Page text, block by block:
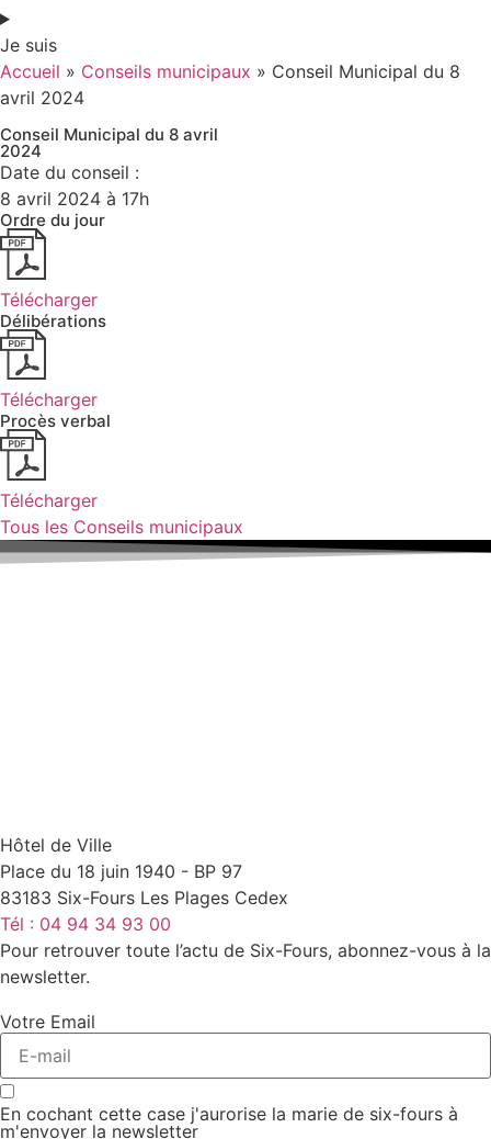
Je suis
Accueil » Conseils municipaux » Conseil Municipal du 8
avril 2024
Conseil Municipal du 8 avril
2024
Date du conseil :
8 avril 2024 à 17h
Ordre du jour
Télécharger
Délibérations
Télécharger
Procès verbal
Télécharger
Tous les Conseils municipaux
Hôtel de Ville
Place du 18 juin 1940 - BP 97
83183 Six-Fours Les Plages Cedex
Tél : 04 94 34 93 00
Pour retrouver toute l’actu de Six-Fours, abonnez-vous à la
newsletter.
Votre Email
En cochant cette case j'aurorise la marie de six-fours à
m'envoyer la newsletter